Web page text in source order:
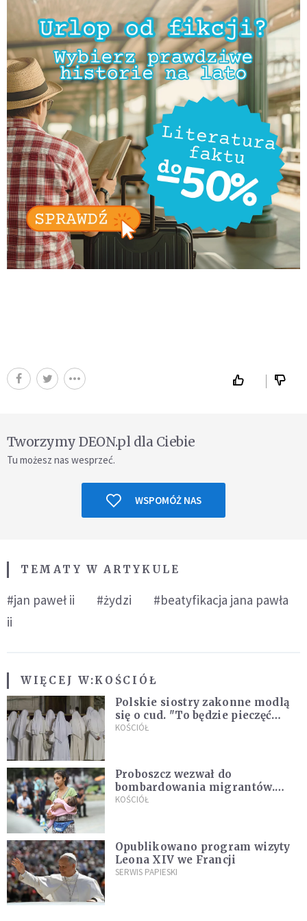
Tworzymy DEON.pl dla Ciebie
Tu możesz nas wesprzeć.
WSPOMÓŻ NAS
TEMATY W ARTYKULE
#jan paweł ii #żydzi
#beatyfikacja jana pawła
ii
WIĘCEJ W:KOŚCIÓŁ
Polskie siostry zakonne modlą
się o cud. "To będzie pieczęć
Pana Boga dla naszej wiary"
KOŚCIÓŁ
Proboszcz wezwał do
bombardowania migrantów.
"Masowy ogień przeciwko
KOŚCIÓŁ
Opublikowano program wizyty
Leona XIV we Francji
SERWIS PAPIESKI